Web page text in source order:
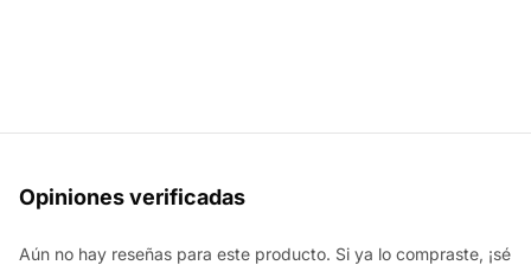
Opiniones verificadas
Aún no hay reseñas para este producto. Si ya lo compraste, ¡sé